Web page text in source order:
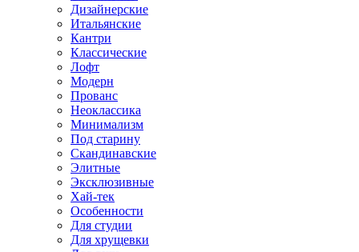
Дизайнерские
Итальянские
Кантри
Классические
Лофт
Модерн
Прованс
Неоклассика
Минимализм
Под старину
Скандинавские
Элитные
Эксклюзивные
Хай-тек
Особенности
Для студии
Для хрущевки